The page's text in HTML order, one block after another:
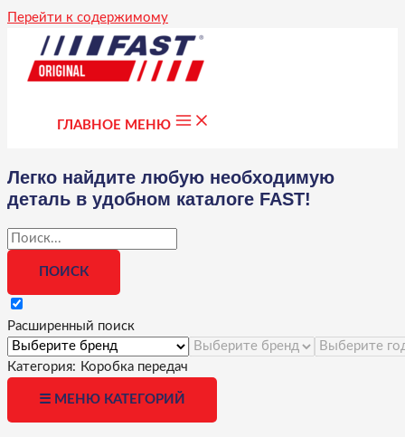
Перейти к содержимому
ГЛАВНОЕ МЕНЮ
Легко найдите любую необходимую
деталь в удобном каталоге FAST!
Расширенный поиск
Категория: Коробка передач
☰ МЕНЮ КАТЕГОРИЙ